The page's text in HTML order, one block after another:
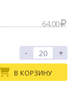
64.00
- +
В КОРЗИНУ